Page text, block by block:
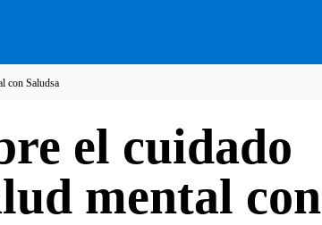
con Saludsa
el cuidado
mental con